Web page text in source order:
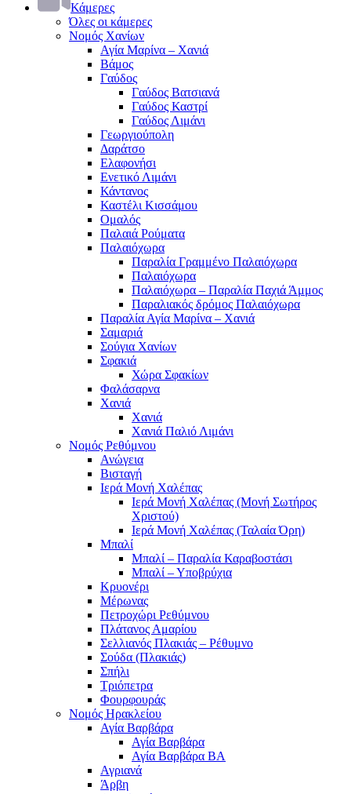
Κάμερες
Όλες οι κάμερες
Νομός Χανίων
Αγία Μαρίνα – Χανιά
Βάμος
Γαύδος
Γαύδος Βατσιανά
Γαύδος Καστρί
Γαύδος Λιμάνι
Γεωργιούπολη
Δαράτσο
Ελαφονήσι
Ενετικό Λιμάνι
Κάντανος
Καστέλι Κισσάμου
Ομαλός
Παλαιά Ρούματα
Παλαιόχωρα
Παραλία Γραμμένο Παλαιόχωρα
Παλαιόχωρα
Παλαιόχωρα – Παραλία Παχιά Άμμος
Παραλιακός δρόμος Παλαιόχωρα
Παραλία Αγία Μαρίνα – Χανιά
Σαμαριά
Σούγια Χανίων
Σφακιά
Χώρα Σφακίων
Φαλάσαρνα
Χανιά
Χανιά
Χανιά Παλιό Λιμάνι
Νομός Ρεθύμνου
Ανώγεια
Βισταγή
Ιερά Μονή Χαλέπας
Ιερά Μονή Χαλέπας (Μονή Σωτήρος
Χριστού)
Ιερά Μονή Χαλέπας (Ταλαία Όρη)
Μπαλί
Μπαλί – Παραλία Καραβοστάσι
Μπαλί – Υποβρύχια
Κρυονέρι
Μέρωνας
Πετροχώρι Ρεθύμνου
Πλάτανος Αμαρίου
Σελλιανός Πλακιάς – Ρέθυμνο
Σούδα (Πλακιάς)
Σπήλι
Τριόπετρα
Φουρφουράς
Νομός Ηρακλείου
Αγία Βαρβάρα
Αγία Βαρβάρα
Αγία Βαρβάρα ΒΑ
Αγριανά
Άρβη